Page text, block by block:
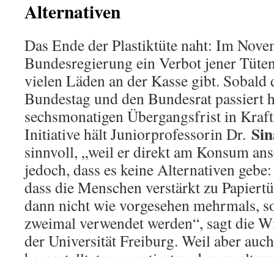
Alternativen
Das Ende der Plastiktüte naht: Im
Bundesregierung ein Verbot jener
vielen Läden an der Kasse gibt. Sobald
Bundestag und den Bundesrat passiert
sechsmonatigen Übergangsfrist in
Initiative hält Juniorprofessorin Dr.
sinnvoll, „weil er direkt am Konsum
jedoch, dass es keine Alternativen
dass die Menschen verstärkt zu
dann nicht wie vorgesehen mehrmals,
zweimal verwendet werden“, sagt die
der Universität Freiburg. Weil aber